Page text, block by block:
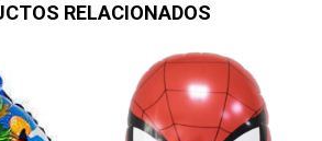
RELACIONADOS